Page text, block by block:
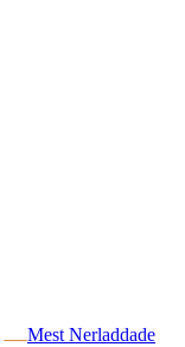
Mest Nerladdade